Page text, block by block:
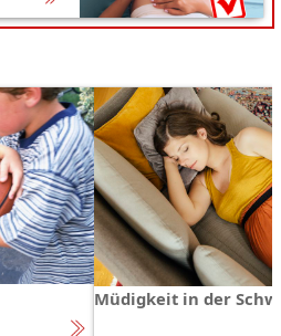
Müdigkeit in der